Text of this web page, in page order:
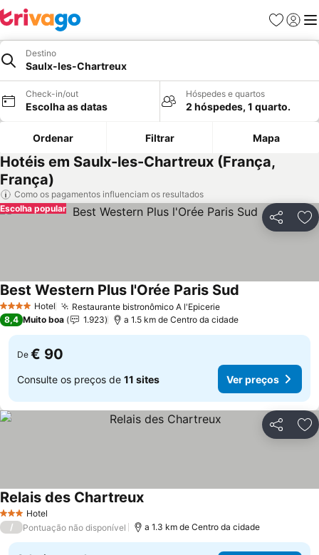
Favoritos
Iniciar
Destino
Saulx-les-Chartreux
Check-in/out
Escolha as datas
Hóspedes e quartos
2 hóspedes, 1 quarto.
Ordenar Filtrar Mapa
Hotéis em Saulx-les-Chartreux (França,
França)
Como os pagamentos influenciam os resultados
Partilhar
Escolha popular
4 EstrelasHotel Restaurante bistronômico A l'EpicerieVer preços
Best Western Plus l'Orée Paris Sud
8,4 Muito boa 1.923 a 1.5 km de Centro da cidade
De € 90
Consulte os preços de 11 sites Ver preços
Partilhar
3 EstrelasHotel
Relais des ChartreuxVer preços
/ Pontuação não disponível a 1.3 km de Centro da cidade